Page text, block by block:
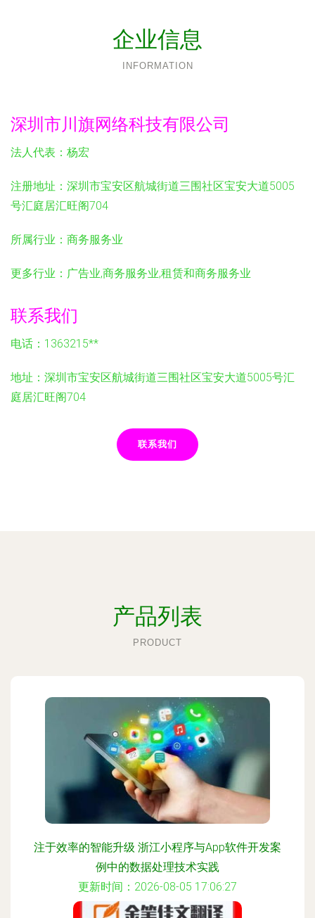
企业信息
INFORMATION
深圳市川旗网络科技有限公司
法人代表： 杨宏
注册地址： 深圳市宝安区航城街道三围社区宝安大道5005
号汇庭居汇旺阁704
所属行业： 商务服务业
更多行业： 广告业,商务服务业,租赁和商务服务业
联系我们
电话：1363215**
地址：深圳市宝安区航城街道三围社区宝安大道5005号汇
庭居汇旺阁704
联系我们
产品列表
PRODUCT
注于效率的智能升级 浙江小程序与App软件开发案
例中的数据处理技术实践
更新时间：2026-08-05 17:06:27